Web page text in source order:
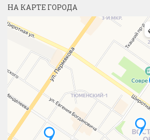
НА КАРТЕ ГОРОДА